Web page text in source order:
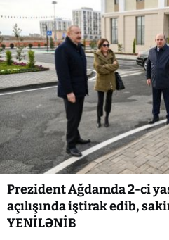
Prezident Ağdamda 2-ci
açılışında iştirak edib,
YENİLƏNİB